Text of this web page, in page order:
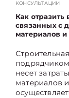
КОНСУЛЬТАЦИИ
Как отразить
связанных с
материалов
несет
материалов